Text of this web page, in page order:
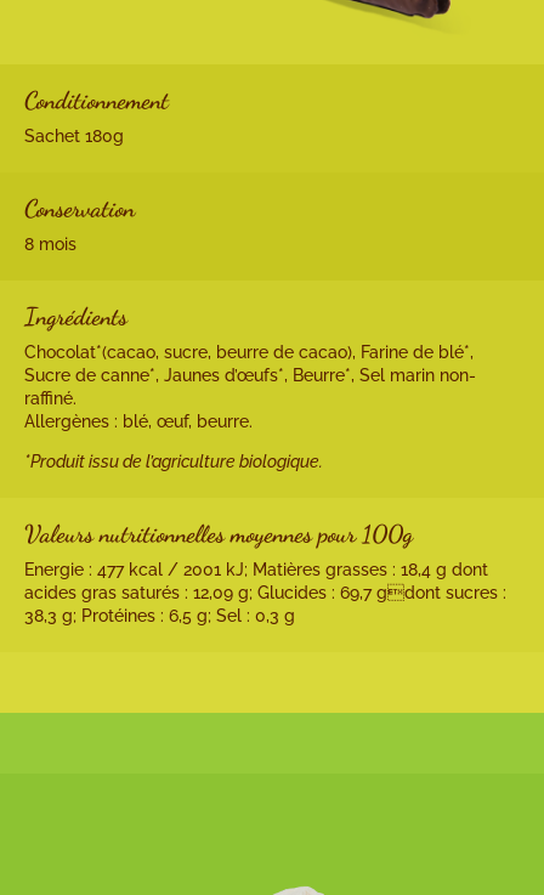
Conditionnement
Sachet 180g
Conservation
8 mois
Ingrédients
Chocolat*(cacao, sucre, beurre de cacao), Farine de blé*,
Sucre de canne*, Jaunes d’œufs*, Beurre*, Sel marin non-
raffiné.
Allergènes : blé, œuf, beurre.
*Produit issu de l’agriculture biologique.
Valeurs nutritionnelles moyennes pour 100g
Energie : 477 kcal / 2001 kJ; Matières grasses : 18,4 g dont
acides gras saturés : 12,09 g; Glucides : 69,7 gdont sucres :
38,3 g; Protéines : 6,5 g; Sel : 0,3 g